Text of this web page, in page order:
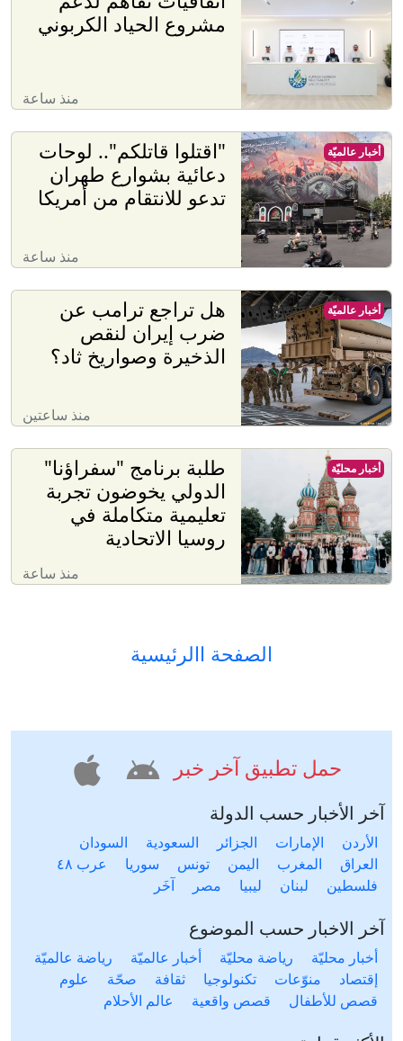
مشروع الحياد الكربوني
منذ ساعة
"اقتلوا قاتلكم".. لوحات
دعائية بشوارع طهران
تدعو للانتقام من أمريكا
منذ ساعة
أخبار عالميّة
هل تراجع ترامب عن
ضرب إيران لنقص
الذخيرة وصواريخ ثاد؟
منذ ساعتين
أخبار عالميّة
طلبة برنامج "سفراؤنا"
الدولي يخوضون تجربة
تعليمية متكاملة في
روسيا الاتحادية
منذ ساعة
أخبار محليّة
الصفحة االرئيسية
حمل تطبيق آخر خبر
آخر الأخبار حسب الدولة
الأردن الإمارات الجزائر السعودية
السودان
العراق
المغرب اليمن تونس سوريا
عرب ٤٨
فلسطين
لبنان ليبيا مصر آخَر
آخر الاخبار حسب الموضوع
أخبار محليّة رياضة محليّة أخبار عالميّة
رياضة عالميّة
إقتصاد
منوّعات تكنولوجيا ثقافة صحّة
علوم
قصص للأطفال
قصص واقعية عالم الأحلام